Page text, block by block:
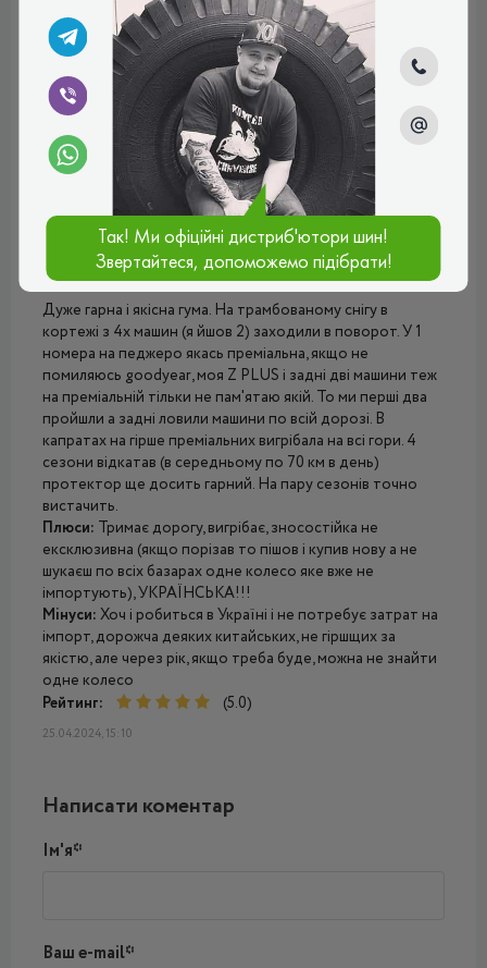
Дмитрий
Как на бюджетный вариант, то цена соответствует
качеству
Плюси:
Хорошая проходимость
Мінуси:
Шумные
Рейтинг:
(4.0)
Покупець
Дуже гарна і якісна гума. На трамбованому снігу в
кортежі з 4х машин (я йшов 2) заходили в поворот. У 1
номера на педжеро якась преміальна, якщо не
помиляюсь goodyear, моя Z PLUS і задні дві машини теж
на преміальній тільки не пам'ятаю якій. То ми перші два
пройшли а задні ловили машини по всій дорозі. В
капратах на гірше преміальних вигрібала на всі гори. 4
сезони відкатав (в середньому по 70 км в день)
протектор ще досить гарний. На пару сезонів точно
вистачить.
Плюси: Тримає дорогу, вигрібає, зносостійка не
ексклюзивна (якщо порізав то пішов і купив нову а не
шукаєш по всіх базарах одне колесо яке вже не
імпортують), УКРАЇНСЬКА!!!
Мінуси: Хоч і робиться в Україні і не потребує затрат на
імпорт, дорожча деяких китайських, не гіршщих за
якістю, але через рік, якщо треба буде, можна не знайти
одне колесо
Рейтинг:
(5.0)
25.04.2024, 15:10
Написати коментар
Ім'я*
Ваш e-mail*
Так! Ми офіційні дистриб'ютори шин!
Звертайтеся, допоможемо підібрати!